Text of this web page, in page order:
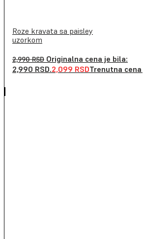
Roze kravata sa paisley
uzorkom
2,990RSD Originalna cena je bila:
2,990 RSD.2,099 RSDTrenutna cena